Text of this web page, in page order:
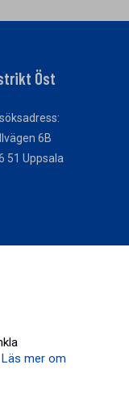
Öst
6B
51 Uppsala
Läs mer om